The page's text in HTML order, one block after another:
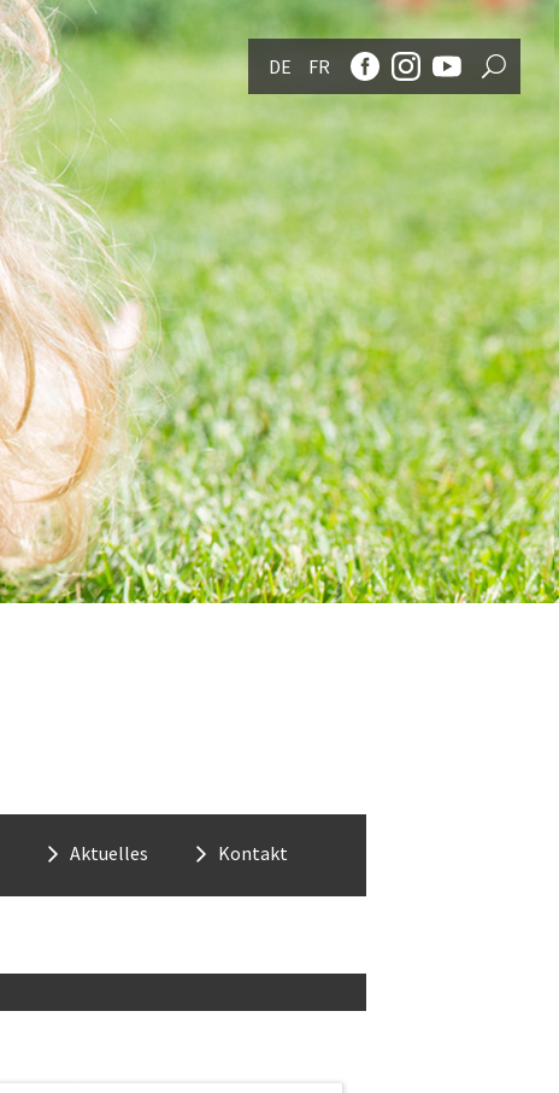
DE FR
Aktuelles Kontakt